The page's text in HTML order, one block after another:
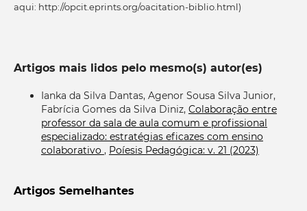
aqui: http://opcit.eprints.org/oacitation-biblio.html)
Artigos mais lidos pelo mesmo(s) autor(es)
Ianka da Silva Dantas, Agenor Sousa Silva Junior,
Fabrícia Gomes da Silva Diniz, Colaboração entre
professor da sala de aula comum e profissional
especializado: estratégias eficazes com ensino
colaborativo , Poíesis Pedagógica: v. 21 (2023)
Artigos Semelhantes